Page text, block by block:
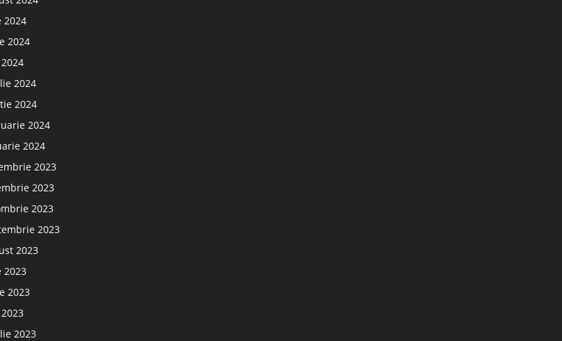
2024
2024
2024
2024
2024
2024
2023
2023
2023
2023
2023
2023
2023
2023